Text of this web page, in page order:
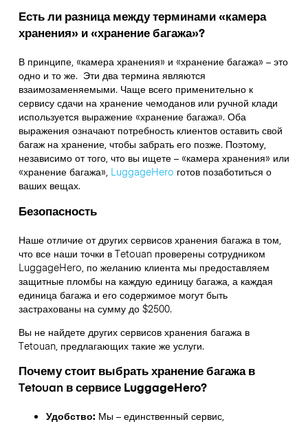
Есть ли разница между терминами «камера
хранения» и «хранение багажа»?
В принципе, «камера хранения» и «хранение багажа» – это
одно и то же. Эти два термина являются
взаимозаменяемыми. Чаще всего применительно к
сервису сдачи на хранение чемоданов или ручной клади
используется выражение «хранение багажа». Оба
выражения означают потребность клиентов оставить свой
багаж на хранение, чтобы забрать его позже. Поэтому,
независимо от того, что вы ищете – «камера хранения» или
«хранение багажа»,LuggageHero готов позаботиться о
ваших вещах.
Безопасность
Наше отличие от других сервисов хранения багажа в том,
чтовсе наши точки в Tetouanпроверены сотрудником
LuggageHero, по желанию клиента мы предоставляем
защитные пломбы на каждую единицу багажа, а каждая
единица багажа и его содержимое могут быть
застрахованы на сумму до $2500.
Вы не найдете других сервисов хранения багажа в
Tetouan, предлагающих такие же услуги.
Почему стоит выбрать хранение багажа в
Tetouanв сервисе LuggageHero?
Удобство: Мы – единственный сервис,